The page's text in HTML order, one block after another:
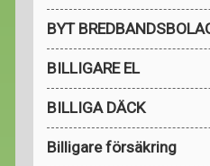
BYT
BILLIGARE EL
BILLIGA DÄCK
Billigare försäkring